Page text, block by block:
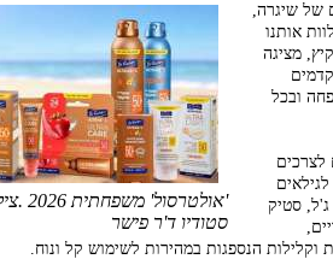
'אולטרסול'
סטודיו ד'ר פישר
של שיגרה,
אותנו
מציגה
ובכל
לצרכים
ג'ל, סטיק
וקלילות הנספגות במהירות לשימוש קל ונוח.